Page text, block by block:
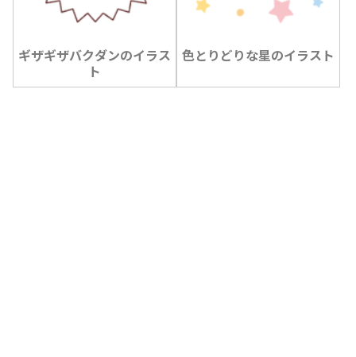
ギザギザバクダンのイラス
ト
色とりどりな星のイラスト